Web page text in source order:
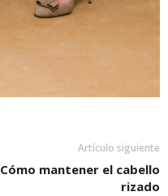
Artículo siguiente
Cómo mantener el cabello
rizado